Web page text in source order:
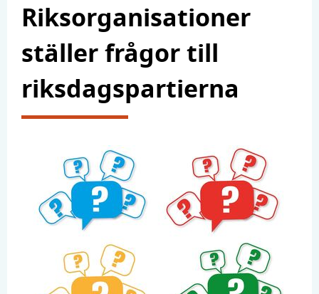
Riksorganisationer
ställer frågor till
riksdagspartierna